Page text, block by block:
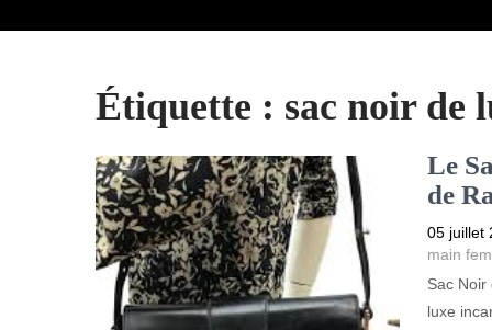
Étiquette : sac noir de
Le
de
05 juillet
main
Sac
luxe